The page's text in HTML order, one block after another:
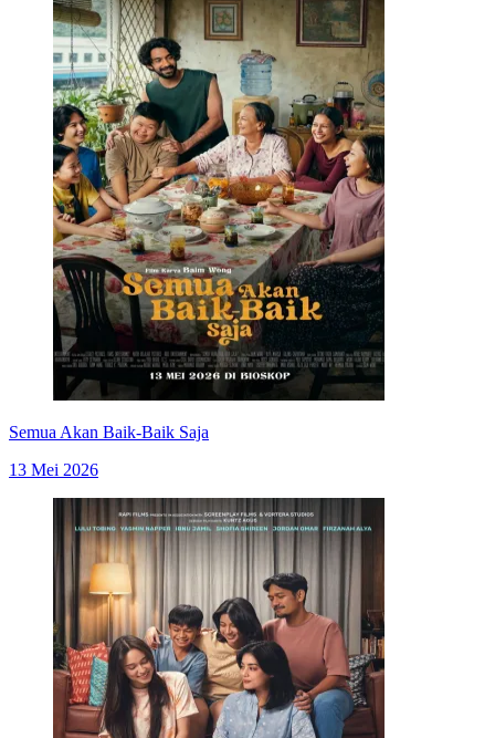
Semua Akan Baik-Baik Saja
13 Mei 2026